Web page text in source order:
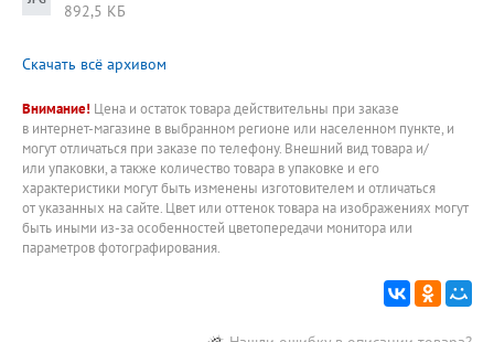
892,5 КБ
Скачать всё архивом
Внимание! Цена и остаток товара действительны при заказе
в интернет-магазине в выбранном регионе или населенном пункте, и
могут отличаться при заказе по телефону. Внешний вид товара и/
или упаковки, а также количество товара в упаковке и его
характеристики могут быть изменены изготовителем и отличаться
от указанных на сайте. Цвет или оттенок товара на изображениях могут
быть иными из-за особенностей цветопередачи монитора или
параметров фотографирования.